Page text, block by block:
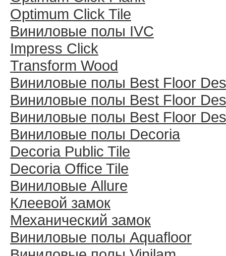
Optimum Click Tile
Виниловые полы IVC
Impress Click
Transform Wood
Виниловые полы Best Floor
Виниловые полы Best Floor
Виниловые полы Best Floor
Виниловые полы Decoria
Decoria Public Tile
Decoria Office Tile
Виниловые Allure
Клеевой замок
Механический замок
Виниловые полы Aquafloor